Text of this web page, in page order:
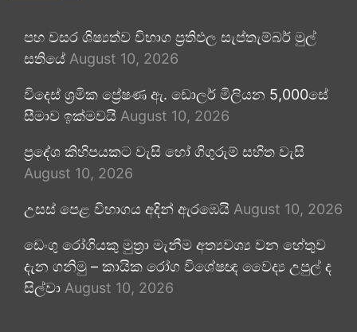
පහ වසර ශිෂ්‍යත්ව විභාග ප්‍රතිඵල සැප්තැම්බර් මුල්
සතියේ August 10, 2026
විදෙස් ශ්‍රමික ප්‍රේෂණ ඇ. ඩොලර් මිලියන 5,000සේ
සීමාව ඉක්මවයි August 10, 2026
ප්‍රදේශ කිහිපයකට වැසි හෝ ගිගුරුම් සහිත වැසි
August 10, 2026
උසස් පෙළ විභාගය අදින් ඇරඹෙයි August 10, 2026
ඩෙංගු රෝගියකු ⁣මුත්‍රා මැනීම අත්‍යවශ්‍ය වන හේතුව
දැන ගනිමු – කායික රෝග විශේෂඥ වෛද්‍ය උපුල් ද
සිල්වා August 10, 2026